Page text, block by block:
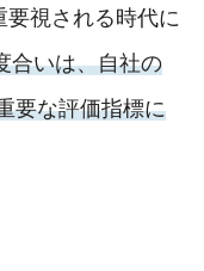
視される時代に
合いは、自社の
要な評価指標に